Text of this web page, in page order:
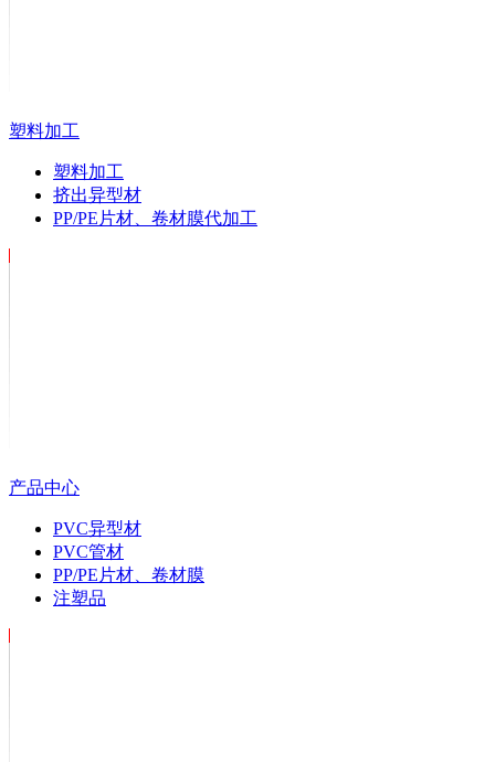
塑料加工
塑料加工
挤出异型材
PP/PE片材、卷材膜代加工
产品中心
PVC异型材
PVC管材
PP/PE片材、卷材膜
注塑品